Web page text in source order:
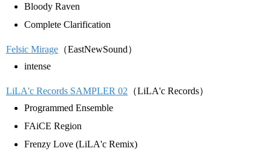
Bloody Raven
Complete Clarification
Felsic Mirage （EastNewSound）
intense
LiLA'c Records SAMPLER 02 （LiLA'c Records）
Programmed Ensemble
FAiCE Region
Frenzy Love (LiLA'c Remix)